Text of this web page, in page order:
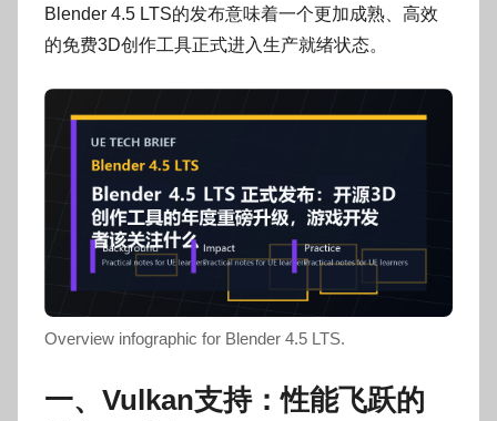
g
o
Blender 4.5 LTS的发布意味着一个更加成熟、高效
的免费3D创作工具正式进入生产就绪状态。
Overview infographic for Blender 4.5 LTS.
一、Vulkan支持：性能飞跃的